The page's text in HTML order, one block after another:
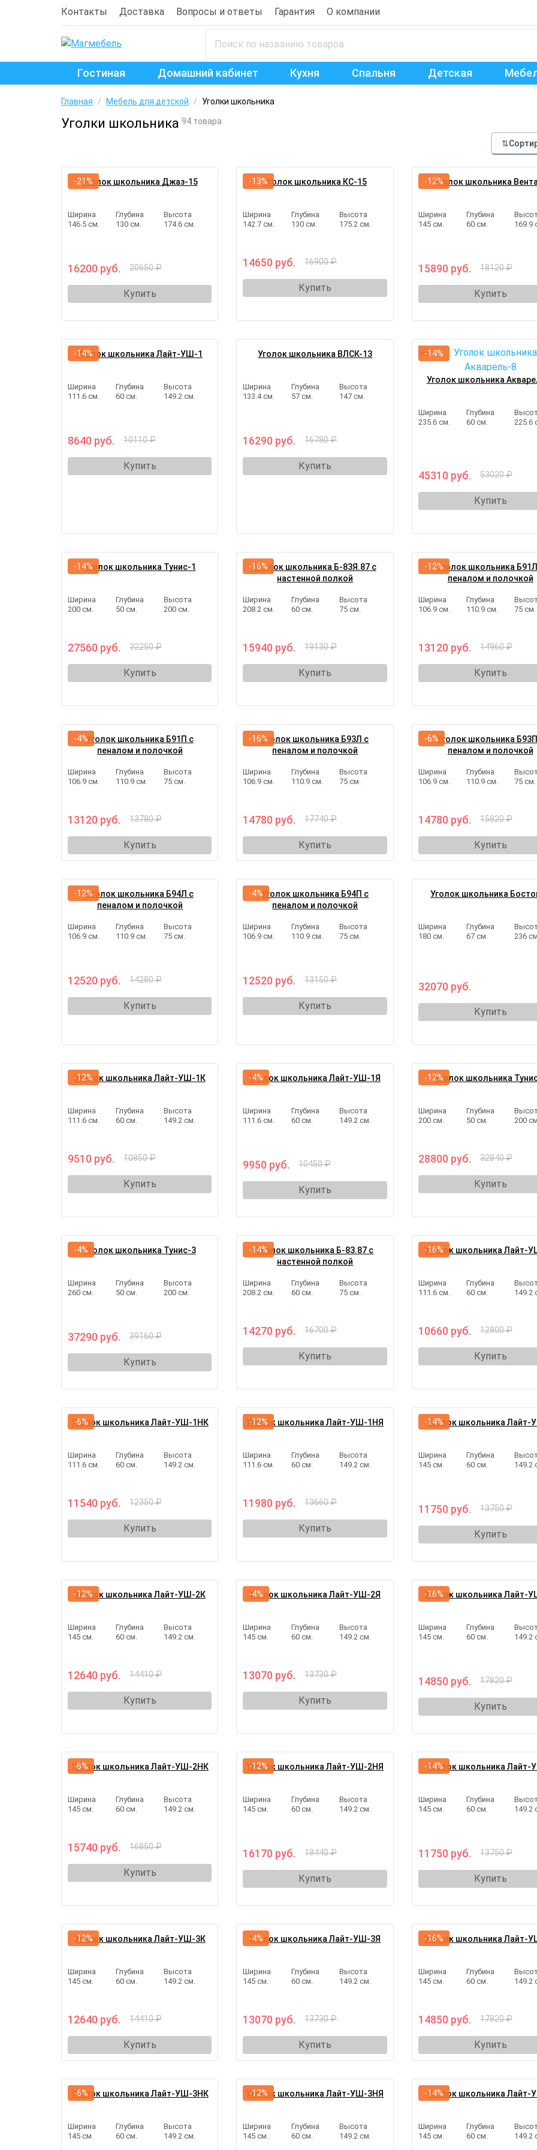
Контакты Доставка Вопросы и ответы Гарантия О компании
Гостиная Домашний кабинет Кухня Спальня Детская
Главная / Мебель для детской / Уголки школьника
Уголки школьника 94 товара
⇅
Уголок школьника Джаз-15
Ширина
146.5 см.
Глубина
130 см.
Высота
174.6 см.
16200 руб. 20650 ₽
Купить
-21% Уголок школьника КС-15
Ширина
142.7 см.
Глубина
130 см.
Высота
175.2 см.
14650 руб. 16900 ₽
Купить
-13% Уголок школьника
Ширина
145 см.
Глубина
60 см.
169.9
15890 руб. 18120 ₽
Купить
-12%
Уголок школьника Лайт-УШ-1
Ширина
111.6 см.
Глубина
60 см.
Высота
149.2 см.
8640 руб. 10110 ₽
Купить
-14% Уголок школьника ВЛСК-13
Ширина
133.4 см.
Глубина
57 см.
Высота
147 см.
16290 руб. 16780 ₽
Купить
Уголок школьника
Ширина
235.6 см.
Глубина
60 см.
225.6
45310 руб. 53020 ₽
Купить
-14%
Уголок школьника Тунис-1
Ширина
200 см.
Глубина
50 см.
Высота
200 см.
27560 руб. 32250 ₽
Купить
-14%
Уголок школьника Б-83Я.87 с
настенной полкой
Ширина
208.2 см.
Глубина
60 см.
Высота
75 см.
15940 руб. 19130 ₽
Купить
-16%
Уголок школьника
пеналом и полочкой
Ширина
106.9 см.
Глубина
110.9 см.
75 см.
13120 руб. 14960 ₽
Купить
-12%
Уголок школьника Б91П с
пеналом и полочкой
Ширина
106.9 см.
Глубина
110.9 см.
Высота
75 см.
13120 руб. 13780 ₽
Купить
-4%
Уголок школьника Б93Л с
пеналом и полочкой
Ширина
106.9 см.
Глубина
110.9 см.
Высота
75 см.
14780 руб. 17740 ₽
Купить
-16%
Уголок школьника
пеналом и полочкой
Ширина
106.9 см.
Глубина
110.9 см.
75 см.
14780 руб. 15820 ₽
Купить
-6%
Уголок школьника Б94Л с
пеналом и полочкой
Ширина
106.9 см.
Глубина
110.9 см.
Высота
75 см.
12520 руб. 14280 ₽
Купить
-12%
Уголок школьника Б94П с
пеналом и полочкой
Ширина
106.9 см.
Глубина
110.9 см.
Высота
75 см.
12520 руб. 13150 ₽
Купить
-4% Уголок школьника
Ширина
180 см.
Глубина
67 см.
236
32070 руб.
Купить
Уголок школьника Лайт-УШ-1К
Ширина
111.6 см.
Глубина
60 см.
Высота
149.2 см.
9510 руб. 10850 ₽
Купить
-12% Уголок школьника Лайт-УШ-1Я
Ширина
111.6 см.
Глубина
60 см.
Высота
149.2 см.
9950 руб. 10450 ₽
Купить
-4% Уголок школьника
Ширина
200 см.
Глубина
50 см.
200
28800 руб. 32840 ₽
Купить
-12%
Уголок школьника Тунис-3
Ширина
260 см.
Глубина
50 см.
Высота
200 см.
37290 руб. 39160 ₽
Купить
-4%
Уголок школьника Б-83.87 с
настенной полкой
Ширина
208.2 см.
Глубина
60 см.
Высота
75 см.
14270 руб. 16700 ₽
Купить
-14% Уголок школьника Лайт-
Ширина
111.6 см.
Глубина
60 см.
149.2
10660 руб. 12800 ₽
Купить
-16%
Уголок школьника Лайт-УШ-1НК
Ширина
111.6 см.
Глубина
60 см.
Высота
149.2 см.
11540 руб. 12350 ₽
Купить
-6% Уголок школьника Лайт-УШ-1НЯ
Ширина
111.6 см.
Глубина
60 см.
Высота
149.2 см.
11980 руб. 13660 ₽
Купить
-12% Уголок школьника Лайт-
Ширина
145 см.
Глубина
60 см.
149.2
11750 руб. 13750 ₽
Купить
-14%
Уголок школьника Лайт-УШ-2К
Ширина
145 см.
Глубина
60 см.
Высота
149.2 см.
12640 руб. 14410 ₽
Купить
-12% Уголок школьника Лайт-УШ-2Я
Ширина
145 см.
Глубина
60 см.
Высота
149.2 см.
13070 руб. 13730 ₽
Купить
-4% Уголок школьника Лайт-
Ширина
145 см.
Глубина
60 см.
149.2
14850 руб. 17820 ₽
Купить
-16%
Уголок школьника Лайт-УШ-2НК
Ширина
145 см.
Глубина
60 см.
Высота
149.2 см.
15740 руб. 16850 ₽
Купить
-6% Уголок школьника Лайт-УШ-2НЯ
Ширина
145 см.
Глубина
60 см.
Высота
149.2 см.
16170 руб. 18440 ₽
Купить
-12% Уголок школьника Лайт-
Ширина
145 см.
Глубина
60 см.
149.2
11750 руб. 13750 ₽
Купить
-14%
Уголок школьника Лайт-УШ-3К
Ширина
145 см.
Глубина
60 см.
Высота
149.2 см.
12640 руб. 14410 ₽
Купить
-12% Уголок школьника Лайт-УШ-3Я
Ширина
145 см.
Глубина
60 см.
Высота
149.2 см.
13070 руб. 13730 ₽
Купить
-4% Уголок школьника Лайт-
Ширина
145 см.
Глубина
60 см.
149.2
14850 руб. 17820 ₽
Купить
-16%
Уголок школьника Лайт-УШ-3НК
Ширина
145 см.
Глубина
60 см.
Высота
149.2 см.
-6% Уголок школьника Лайт-УШ-3НЯ
Ширина
145 см.
Глубина
60 см.
Высота
149.2 см.
-12% Уголок школьника Лайт-
Ширина
145 см.
Глубина
60 см.
149.2
-14%